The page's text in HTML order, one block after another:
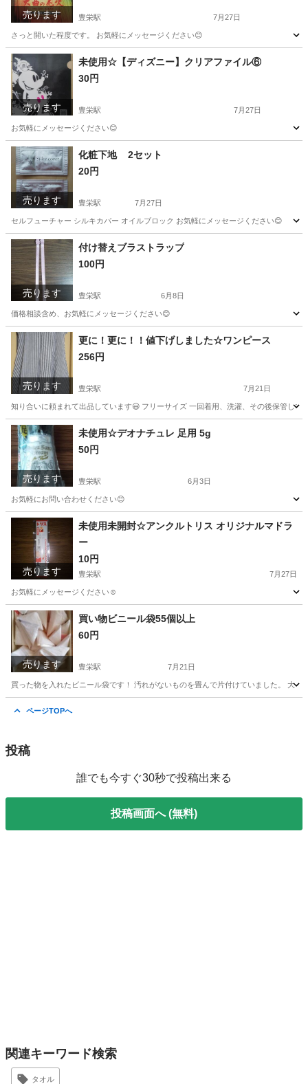
売ります 豊栄駅 7月27日
さっと開いた程度です。 お気軽にメッセージください😊
新潟 新潟市 豊栄駅 その他 有料
売ります
未使用☆【ディズニー】クリアファイル⑥
30円
豊栄駅 7月27日
お気軽にメッセージください😊
新潟 新潟市 豊栄駅 その他
売ります
化粧下地 2セット
20円
豊栄駅 7月27日
セルフューチャー シルキカバー オイルブロック お気軽にメッセージください😊
新潟 新潟市 豊栄駅 メイクアップ
売ります
付け替えブラストラップ
100円
豊栄駅 6月8日
価格相談含め、お気軽にメッセージください😊
新潟 新潟市 豊栄駅 アクセサリー ブラスト
売ります
更に！更に！！値下げしました☆ワンピース
256円
豊栄駅 7月21日
知り合いに頼まれて出品しています😃 フリーサイズ 一回着用、洗濯、その後保管し
新潟 新潟市 豊栄駅 ワンピース インナー
売ります
未使用☆デオナチュレ 足用 5g
50円
豊栄駅 6月3日
お気軽にお問い合わせください😊
新潟 新潟市 豊栄駅 ボディケア デオナチュレ
売ります
未使用未開封☆アンクルトリス オリジナルマドラ
ー
10円
豊栄駅 7月27日
お気軽にメッセージください☺️
新潟 新潟市 豊栄駅 調理器具 アンクルトリス
売ります
買い物ビニール袋55個以上
60円
豊栄駅 7月21日
買った物を入れたビニール袋です！ 汚れがないものを畳んで片付けていました。 大
ページTOPへ
投稿
誰でも今すぐ30秒で投稿出来る
投稿画面へ (無料)
関連キーワード検索
タオル